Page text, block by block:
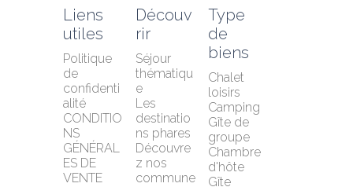
Liens
utiles
Politique
de
confidenti
alité
CONDITIO
NS
GÉNÉRAL
ES DE
VENTE
Découv
rir
Séjour
thématiqu
e
Les
destinatio
ns phares
Découvre
z nos
commune
Type
de
biens
Chalet
loisirs
Camping
Gîte de
groupe
Chambre
d'hôte
Gîte